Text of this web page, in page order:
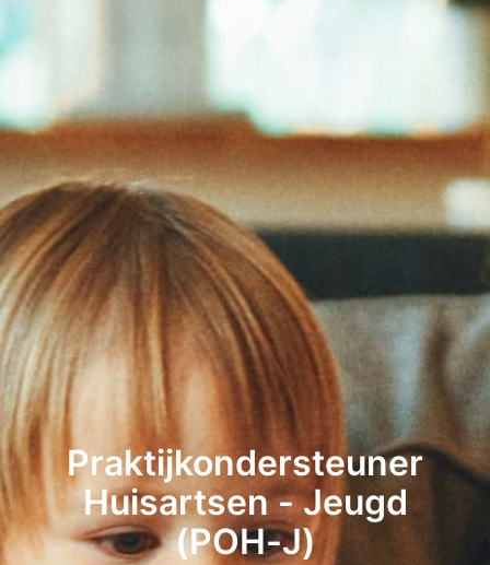
Praktijkondersteuner
Huisartsen - Jeugd
(POH-J)